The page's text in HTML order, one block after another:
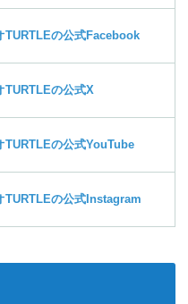
TURTLEの公式Facebook
TURTLEの公式X
TURTLEの公式YouTube
TURTLEの公式Instagram